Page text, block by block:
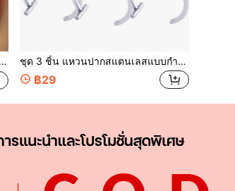
ชุด 3 ชิ้น แหวนปากสแตนเลสแบบกำหนดเอง, เครื่องประดับสไตล์ยุโรป & อเมริกัน ไม่ต้องเจาะ, แหวนปากปลอม
฿29